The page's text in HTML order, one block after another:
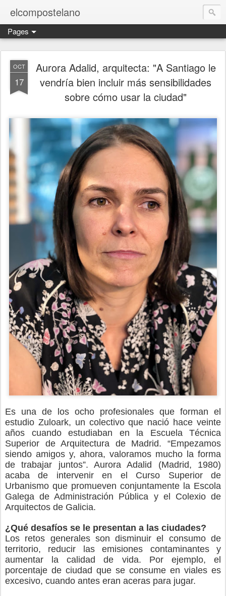
elcompostelano
Pages
OCT
17
Aurora Adalid, arquitecta: "A Santiago le
vendría bien incluir más sensibilidades
sobre cómo usar la ciudad"
Es una de los ocho profesionales que forman el
estudio Zuloark, un colectivo que nació hace veinte
años cuando estudiaban en la Escuela Técnica
Superior de Arquitectura de Madrid. “Empezamos
siendo amigos y, ahora, valoramos mucho la forma
de trabajar juntos”. Aurora Adalid (Madrid, 1980)
acaba de intervenir en el Curso Superior de
Urbanismo que promueven conjuntamente la Escola
Galega de Administración Pública y el Colexio de
Arquitectos de Galicia.
¿Qué desafíos se le presentan a las ciudades?
Los retos generales son disminuir el consumo de
territorio, reducir las emisiones contaminantes y
aumentar la calidad de vida. Por ejemplo, el
porcentaje de ciudad que se consume en viales es
excesivo, cuando antes eran aceras para jugar.